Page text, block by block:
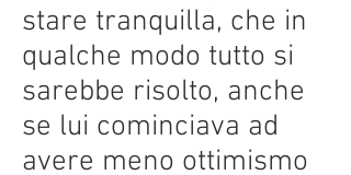
stare tranquilla, che in
qualche modo tutto si
sarebbe risolto, anche
se lui cominciava ad
avere meno ottimismo